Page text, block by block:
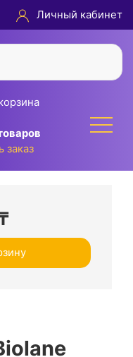
Личный кабинет
заказ